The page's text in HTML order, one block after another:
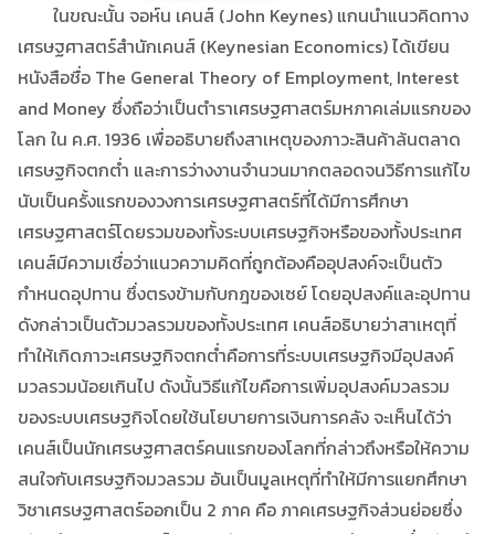
ในขณะนั้น จอห์น เคนส์ (John Keynes) แกนนำแนวคิดทาง
เศรษฐศาสตร์สำนักเคนส์ (Keynesian Economics) ได้เขียน
หนังสือชื่อ The General Theory of Employment, Interest
and Money ซึ่งถือว่าเป็นตำราเศรษฐศาสตร์มหภาคเล่มแรกของ
โลก ใน ค.ศ. 1936 เพื่ออธิบายถึงสาเหตุของภาวะสินค้าล้นตลาด
เศรษฐกิจตกต่ำ และการว่างงานจำนวนมากตลอดจนวิธีการแก้ไข
นับเป็นครั้งแรกของวงการเศรษฐศาสตร์ที่ได้มีการศึกษา
เศรษฐศาสตร์โดยรวมของทั้งระบบเศรษฐกิจหรือของทั้งประเทศ
เคนส์มีความเชื่อว่าแนวความคิดที่ถูกต้องคืออุปสงค์จะเป็นตัว
กำหนดอุปทาน ซึ่งตรงข้ามกับกฎของเซย์ โดยอุปสงค์และอุปทาน
ดังกล่าวเป็นตัวมวลรวมของทั้งประเทศ เคนส์อธิบายว่าสาเหตุที่
ทำให้เกิดภาวะเศรษฐกิจตกต่ำคือการที่ระบบเศรษฐกิจมีอุปสงค์
มวลรวมน้อยเกินไป ดังนั้นวิธีแก้ไขคือการเพิ่มอุปสงค์มวลรวม
ของระบบเศรษฐกิจโดยใช้นโยบายการเงินการคลัง จะเห็นได้ว่า
เคนส์เป็นนักเศรษฐศาสตร์คนแรกของโลกที่กล่าวถึงหรือให้ความ
สนใจกับเศรษฐกิจมวลรวม อันเป็นมูลเหตุที่ทำให้มีการแยกศึกษา
วิชาเศรษฐศาสตร์ออกเป็น 2 ภาค คือ ภาคเศรษฐกิจส่วนย่อยซึ่ง